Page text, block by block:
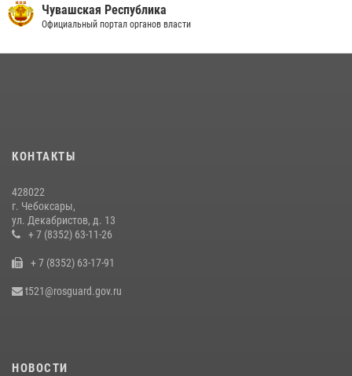
14 июля 2026, 13:09 3
программы «Время СВОих» на Национальном телевидении Чувашии
27 июля 2026, 05:05
В преддверии сезона охоты Управление Росгвардии по Чувашской
Республике напоминает о правилах обращения с оружием
16 июля 2026, 12:46
При поддержке спецназа Росгвардии в Чувашии изъята крупная
Чувашская Республика
Официальный портал органов власти
КОНТАКТЫ
428022
г. Чебоксары,
ул. Декабристов, д. 13
+ 7 (8352) 63-11-26
+ 7 (8352) 63-17-91
t521@rosguard.gov.ru
НОВОСТИ